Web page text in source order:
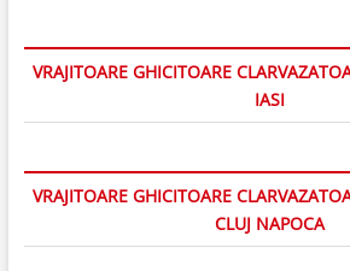
VRAJITOARE GHICITOARE
IASI
VRAJITOARE GHICITOARE
CLUJ NAPOCA